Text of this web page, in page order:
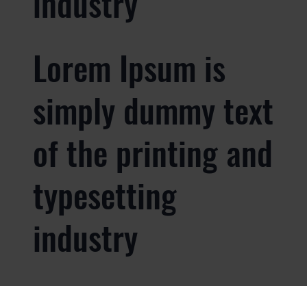
Lorem Ipsum is
simply dummy text
of the printing and
typesetting
industry